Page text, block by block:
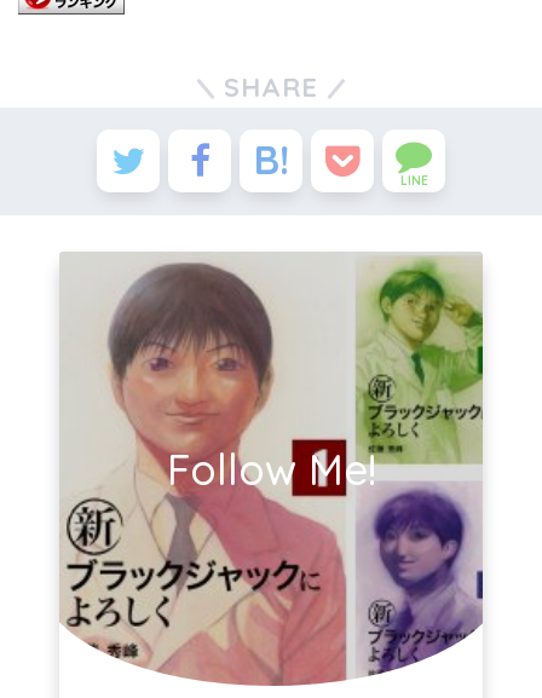
SHARE
LINE
Follow Me!